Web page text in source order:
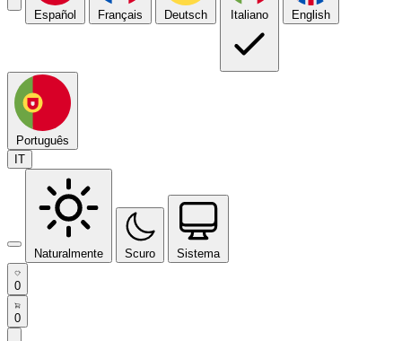
Español Français Deutsch Italiano English
Português
IT
Naturalmente Scuro Sistema
0
0